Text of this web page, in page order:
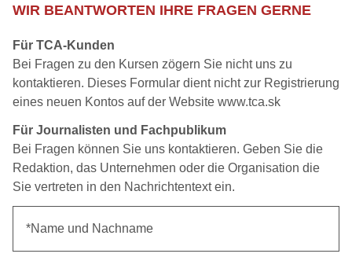
WIR BEANTWORTEN IHRE FRAGEN GERNE
Für TCA-Kunden
Bei Fragen zu den Kursen zögern Sie nicht uns zu
kontaktieren. Dieses Formular dient nicht zur Registrierung
eines neuen Kontos auf der Website www.tca.sk
Für Journalisten und Fachpublikum
Bei Fragen können Sie uns kontaktieren. Geben Sie die
Redaktion, das Unternehmen oder die Organisation die
Sie vertreten in den Nachrichtentext ein.